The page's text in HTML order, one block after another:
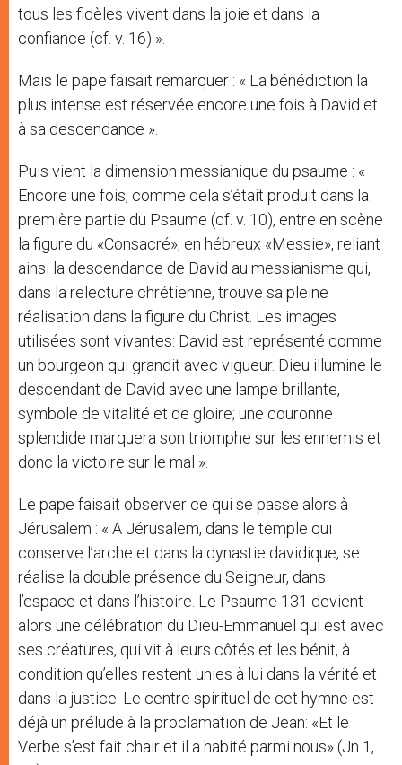
tous les fidèles vivent dans la joie et dans la
confiance (cf. v. 16) ».
Mais le pape faisait remarquer : « La bénédiction la
plus intense est réservée encore une fois à David et
à sa descendance ».
Puis vient la dimension messianique du psaume : «
Encore une fois, comme cela s’était produit dans la
première partie du Psaume (cf. v. 10), entre en scène
la figure du «Consacré», en hébreux «Messie», reliant
ainsi la descendance de David au messianisme qui,
dans la relecture chrétienne, trouve sa pleine
réalisation dans la figure du Christ. Les images
utilisées sont vivantes: David est représenté comme
un bourgeon qui grandit avec vigueur. Dieu illumine le
descendant de David avec une lampe brillante,
symbole de vitalité et de gloire; une couronne
splendide marquera son triomphe sur les ennemis et
donc la victoire sur le mal ».
Le pape faisait observer ce qui se passe alors à
Jérusalem : « A Jérusalem, dans le temple qui
conserve l’arche et dans la dynastie davidique, se
réalise la double présence du Seigneur, dans
l’espace et dans l’histoire. Le Psaume 131 devient
alors une célébration du Dieu-Emmanuel qui est avec
ses créatures, qui vit à leurs côtés et les bénit, à
condition qu’elles restent unies à lui dans la vérité et
dans la justice. Le centre spirituel de cet hymne est
déjà un prélude à la proclamation de Jean: «Et le
Verbe s’est fait chair et il a habité parmi nous» (Jn 1,